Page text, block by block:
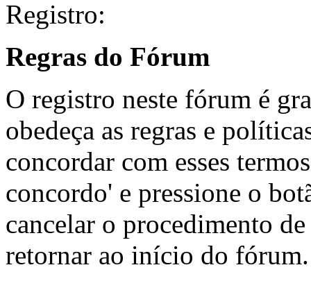
Registro:
Regras do Fórum
O registro neste fórum é
obedeça as regras e
concordar com esses
concordo' e pressione o
cancelar o procedimento
retornar ao início do fórum.